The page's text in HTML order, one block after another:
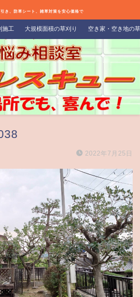
き、防草シート、雑草対策を安心価格で
施工 大規模面積の草刈り 空き家・空き地の
2022年7月25日